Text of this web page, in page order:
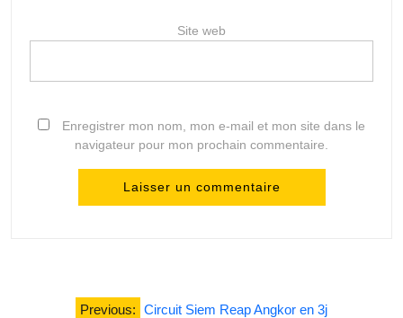
Site web
Enregistrer mon nom, mon e-mail et mon site dans le
navigateur pour mon prochain commentaire.
Navigation
Previous: Circuit Siem Reap Angkor en 3j